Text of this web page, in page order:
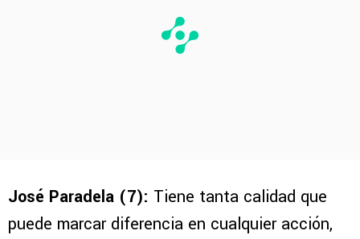
José Paradela (7): Tiene tanta calidad que
puede marcar diferencia en cualquier acción,